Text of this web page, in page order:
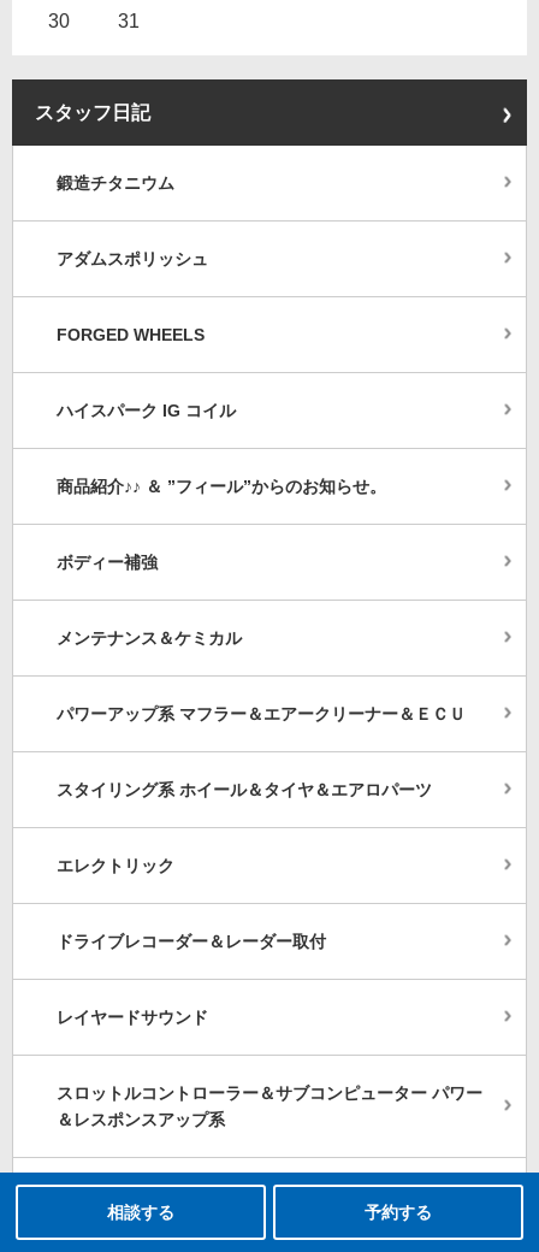
30 31
スタッフ日記
鍛造チタニウム
アダムスポリッシュ
FORGED WHEELS
ハイスパーク IG コイル
商品紹介♪♪ ＆ ”フィール”からのお知らせ。
ボディー補強
メンテナンス＆ケミカル
パワーアップ系 マフラー＆エアークリーナー＆ＥＣＵ
スタイリング系 ホイール＆タイヤ＆エアロパーツ
エレクトリック
ドライブレコーダー＆レーダー取付
レイヤードサウンド
スロットルコントローラー＆サブコンピューター パワー
＆レスポンスアップ系
相談する
予約する